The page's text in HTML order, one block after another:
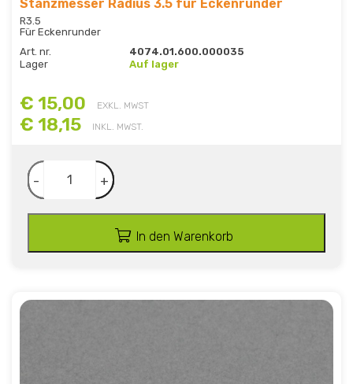
Stanzmesser Radius 3.5 für Eckenrunder
R3.5
Für Eckenrunder
Art. nr.
4074.01.600.000035
Lager
Auf lager
€ 15,00 EXKL. MWST
€ 18,15 INKL. MWST.
- +
In den Warenkorb